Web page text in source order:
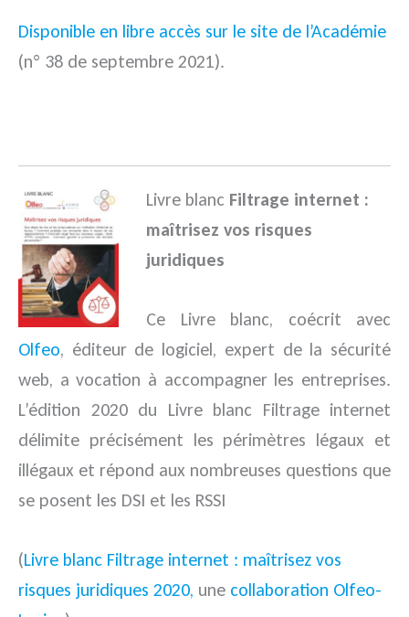
Disponible en libre accès sur le site de l’Académie
(n° 38 de septembre 2021).
Livre blanc Filtrage internet :
maîtrisez vos risques
juridiques
Ce Livre blanc, coécrit avec
Olfeo, éditeur de logiciel, expert de la sécurité
web, a vocation à accompagner les entreprises.
L’édition 2020 du Livre blanc Filtrage internet
délimite précisément les périmètres légaux et
illégaux et répond aux nombreuses questions que
se posent les DSI et les RSSI
(Livre blanc Filtrage internet : maîtrisez vos
risques juridiques 2020, une collaboration Olfeo-